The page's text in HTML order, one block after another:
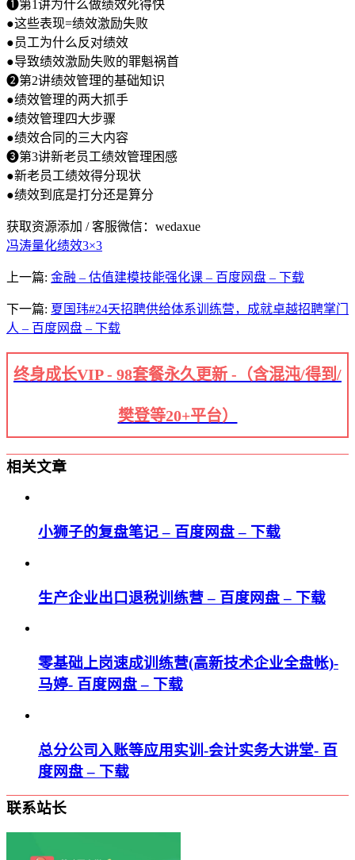
➊第1讲为什么做绩效死得快
●这些表现=绩效激励失败
●员工为什么反对绩效
●导致绩效激励失败的罪魁祸首
❷第2讲绩效管理的基础知识
●绩效管理的两大抓手
●绩效管理四大步骤
●绩效合同的三大内容
❸第3讲新老员工绩效管理困感
●新老员工绩效得分现状
●绩效到底是打分还是算分
获取资源添加 / 客服微信：wedaxue
冯涛量化绩效3×3
上一篇: 金融 – 估值建模技能强化课 – 百度网盘 – 下载
下一篇: 夏国玮#24天招聘供给体系训练营，成就卓越招聘掌门
人 – 百度网盘 – 下载
终身成长VIP - 98套餐永久更新 -（含混沌/得到/
樊登等20+平台）
相关文章
小狮子的复盘笔记 – 百度网盘 – 下载
生产企业出口退税训练营 – 百度网盘 – 下载
零基础上岗速成训练营(高新技术企业全盘帐)-
马婷- 百度网盘 – 下载
总分公司入账等应用实训-会计实务大讲堂- 百
度网盘 – 下载
联系站长